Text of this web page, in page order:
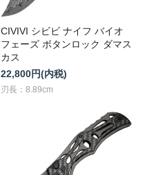
CIVIVI シビビ ナイフ バイオ
フェーズ ボタンロック ダマス
カス
22,800円(内税)
刃長：8.89cm